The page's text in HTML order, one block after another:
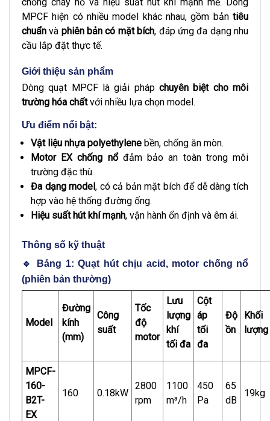
MPCF hiện có nhiều model khác nhau, gồm bản tiêu
chuẩn và phiên bản có mặt bích, đáp ứng đa dạng nhu
cầu lắp đặt thực tế.
Giới thiệu sản phẩm
Dòng quạt MPCF là giải pháp chuyên biệt cho môi
trường hóa chấtvới nhiều lựa chọn model.
Ưu điểm nổi bật:
Vật liệu nhựa polyethylene bền, chống ăn mòn.
Motor EX chống nổđảm bảo an toàn trong môi
trường đặc thù.
Đa dạng model, có cả bản mặt bích để dễ dàng tích
hợp vào hệ thống đường ống.
Hiệu suất hút khí mạnh, vận hành ổn định và êm ái.
Thông số kỹ thuật
🔹 Bảng 1: Quạt hút chịu acid, motor chống nổ
(phiên bản thường)
Model
Đường
kính
(mm)
Công
suất
Tốc
độ
motor
Lưu
lượng
khí
tối đa
Cột
áp
tối
đa
Độ
ồn
Khối
lượng
MPCF-
160-
B2T-
EX
160 0.18kW
2800
rpm
1100
m³/h
450
Pa
65
dB
19kg